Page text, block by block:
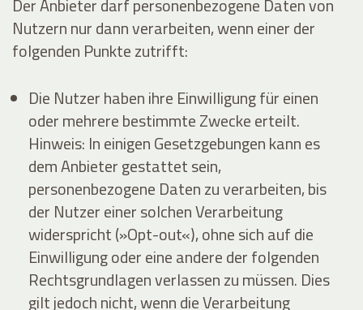
Der Anbieter darf personenbezogene Daten von
Nutzern nur dann verarbeiten, wenn einer der
folgenden Punkte zutrifft:
Die Nutzer haben ihre Einwilligung für einen
oder mehrere bestimmte Zwecke erteilt.
Hinweis: In einigen Gesetzgebungen kann es
dem Anbieter gestattet sein,
personenbezogene Daten zu verarbeiten, bis
der Nutzer einer solchen Verarbeitung
widerspricht (»Opt-out«), ohne sich auf die
Einwilligung oder eine andere der folgenden
Rechtsgrundlagen verlassen zu müssen. Dies
gilt jedoch nicht, wenn die Verarbeitung